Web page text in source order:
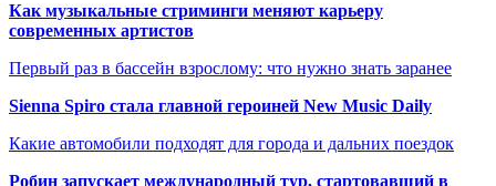
Как музыкальные стриминги меняют карьеру
современных артистов
Первый раз в бассейн взрослому: что нужно знать заранее
Sienna Spiro стала главной героиней New Music Daily
Какие автомобили подходят для города и дальних поездок
Робин запускает международный тур, стартовавший в